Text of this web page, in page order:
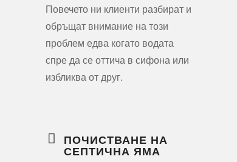
Повечето ни клиенти разбират и
обръщат внимание на този
проблем едва когато водата
спре да се оттича в сифона или
избликва от друг.
ПОЧИСТВАНЕ НА
СЕПТИЧНА ЯМА